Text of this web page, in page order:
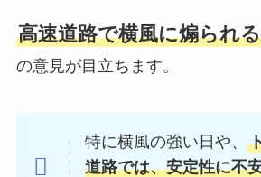
高速道路で横風に煽られ
の意見が目立ちます。
特に横風の強い日や、
道路では、安定性に不